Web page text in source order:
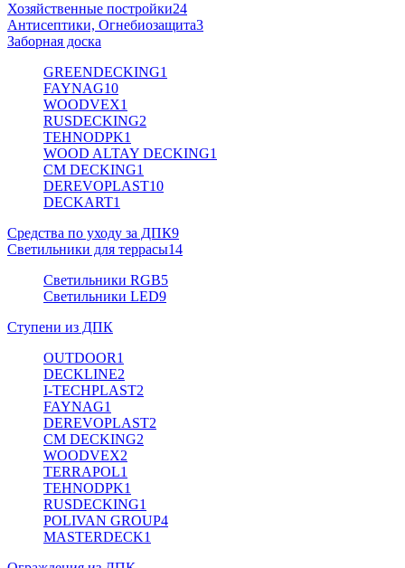
Хозяйственные постройки24
Антисептики, Огнебиозащита3
Заборная доска
GREENDECKING1
FAYNAG10
WOODVEX1
RUSDECKING2
TEHNODPK1
WOOD ALTAY DECKING1
CM DECKING1
DEREVOPLAST10
DECKART1
Средства по уходу за ДПК9
Светильники для террасы14
Светильники RGB5
Светильники LED9
Ступени из ДПК
OUTDOOR1
DECKLINE2
I-TECHPLAST2
FAYNAG1
DEREVOPLAST2
CM DECKING2
WOODVEX2
TERRAPOL1
TEHNODPK1
RUSDECKING1
POLIVAN GROUP4
MASTERDECK1